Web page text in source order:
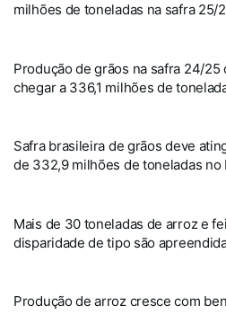
milhões de toneladas na safra 25/
Produção de grãos na safra 24/25
chegar a 336,1 milhões de
Safra brasileira de grãos deve
de 332,9 milhões de toneladas no
Mais de 30 toneladas de arroz e
disparidade de tipo são
Produção de arroz cresce com